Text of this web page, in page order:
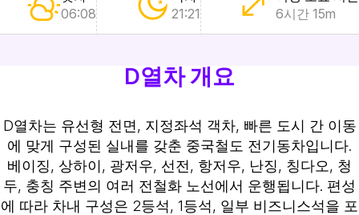
06:08
21:21
6시간 15m
D열차 개요
D열차는 유선형 전면, 지정좌석 객차, 빠른 도시 간 이동
에 맞게 구성된 실내를 갖춘 중국철도 전기동차입니다.
베이징, 상하이, 광저우, 선전, 항저우, 난징, 칭다오, 청
두, 충칭 주변의 여러 전철화 노선에서 운행됩니다. 편성
에 따라 차내 구성은 2등석, 1등석, 일부 비즈니스석을 포